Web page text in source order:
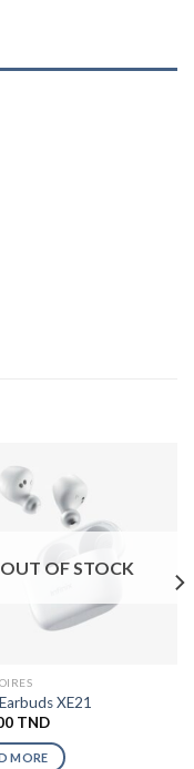
OUT OF STOCK
XE21
TND
MORE